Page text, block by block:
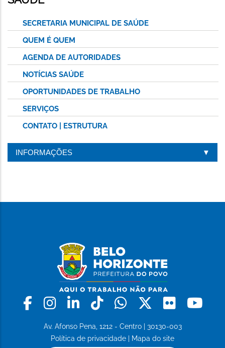
PÁGINA
SECRETARIA MUNICIPAL DE SAÚDE
QUEM É QUEM
AGENDA DE AUTORIDADES
NOTÍCIAS SAÚDE
OPORTUNIDADES DE TRABALHO
SERVIÇOS
CONTATO | ESTRUTURA
INFORMAÇÕES
Facebook
Instagram
LinkedinTiktokWhatsapp
X Flickr
Av. Afonso Pena, 1212 - Centro | 30130-003
Política de privacidade
Mapa do site